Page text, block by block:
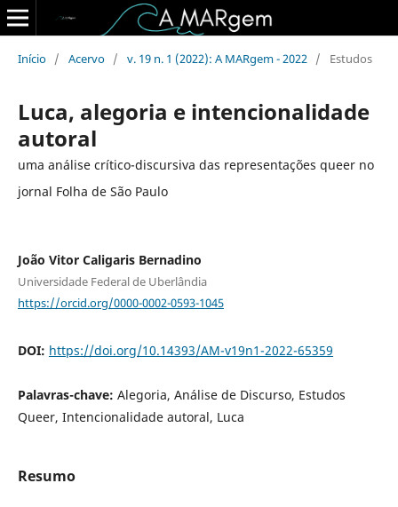
Início / Acervo / v. 19 n. 1 (2022): A MARgem - 2022 / Estudos
Luca, alegoria e intencionalidade
autoral
uma análise crítico-discursiva das representações queer no
jornal Folha de São Paulo
João Vitor Caligaris Bernadino
Universidade Federal de Uberlândia
https://orcid.org/0000-0002-0593-1045
DOI: https://doi.org/10.14393/AM-v19n1-2022-65359
Palavras-chave: Alegoria, Análise de Discurso, Estudos
Queer, Intencionalidade autoral, Luca
Resumo